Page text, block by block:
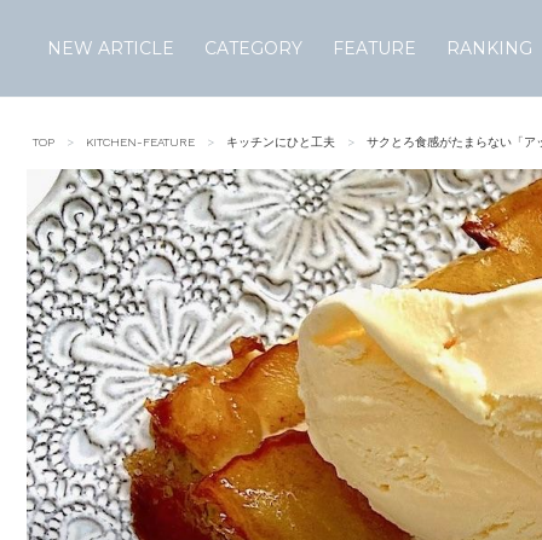
content
NEW ARTICLE CATEGORY FEATURE RANKING
TOP KITCHEN-FEATURE キッチンにひと工夫 サクとろ食感がたまらない「ア